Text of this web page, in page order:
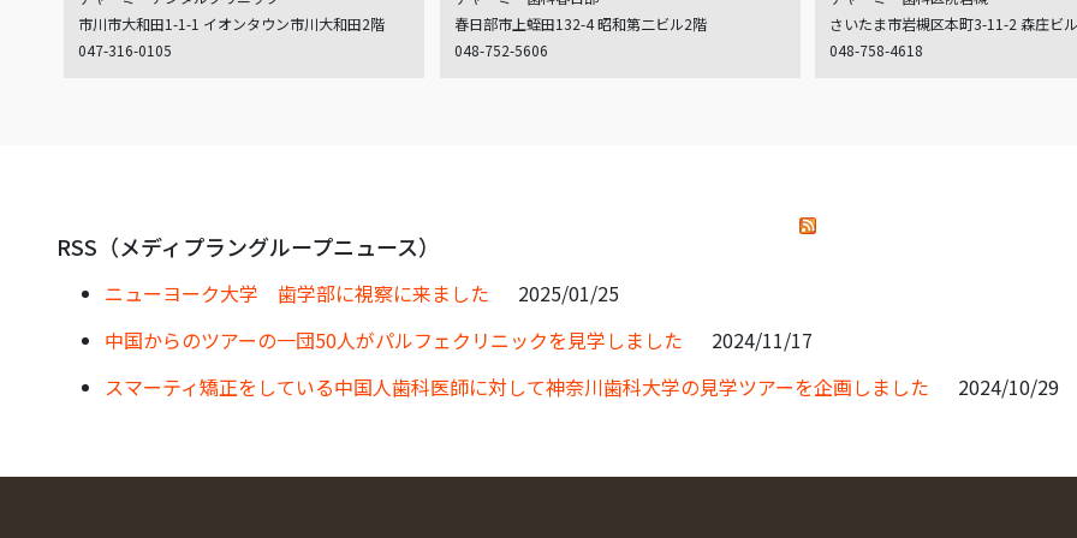
市川市大和田1-1-1 イオンタウン市川大和田2階
047-316-0105
春日部市上蛭田132-4 昭和第二ビル2階
048-752-5606
さいたま市岩槻区本町3-11-2 森庄ビ
048-758-4618
RSS（メディプラングループニュース）
ニューヨーク大学 歯学部に視察に来ました
2025/01/25
中国からのツアーの一団50人がパルフェクリニックを見学しました
2024/11/17
スマーティ矯正をしている中国人歯科医師に対して神奈川歯科大学の見学ツアーを企画しました
2024/10/29